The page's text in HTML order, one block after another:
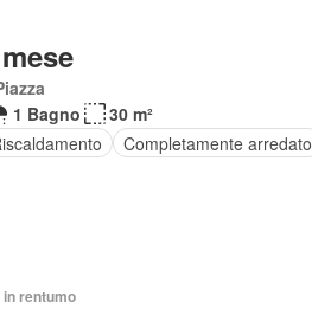
1 Bagno
30 m²
Completamente arredato
rentumo